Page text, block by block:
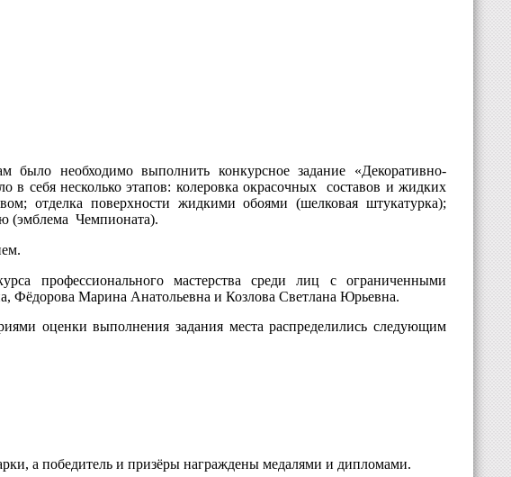
было необходимо выполнить конкурсное задание «Декоративно-
в себя несколько этапов: колеровка окрасочных
составов и жидких
отделка поверхности жидкими обоями(шелковая штукатурка);
(эмблема Чемпионата).
профессионального мастерства среди лиц с ограниченными
Фёдорова Марина Анатольевна и Козлова Светлана Юрьевна.
оценки выполнения задания места распределились следующим
а победитель и призёры награждены медалями и дипломами.